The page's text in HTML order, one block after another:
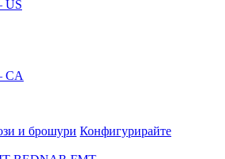
US
CA
и брошури Конфигурирайте